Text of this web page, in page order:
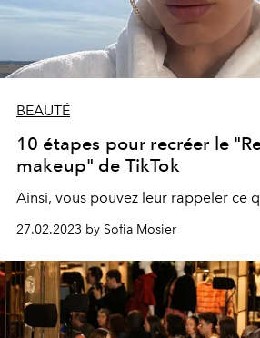
BEAUTÉ
10 étapes pour recréer le
makeup" de TikTok
Ainsi, vous pouvez leur rappeler ce
27.02.2023 by Sofia Mosier